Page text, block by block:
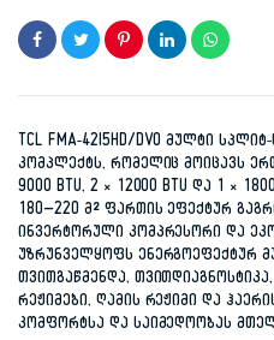
TCL FMA-42I5HD/DVO მულტი
კომპლექტს, რომელიც მოიცავს
9000 BTU, 2 × 12000 BTU და 1 ×
180–220 მ² ფართის ეფექტურ
ინვერტორული კომპრესორი და
უზრუნველყოფს ენერგოეფექტურ
თვითგაწმენდა,
რეჟიმები, ღამის რეჟიმი და
კომფორტსა და საიმედოობას